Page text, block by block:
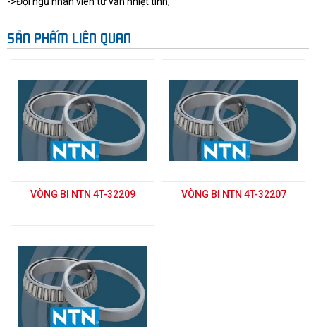
SẢN PHẨM LIÊN QUAN
VÒNG BI NTN 4T-32209 VÒNG BI NTN 4T-32207